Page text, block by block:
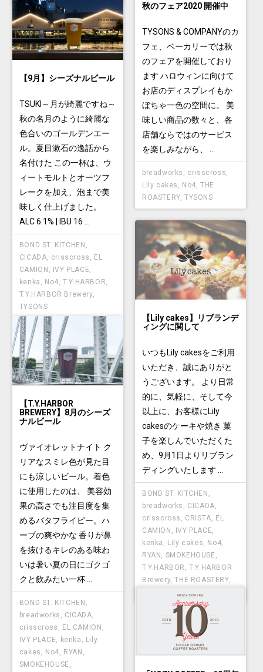
秋のフェア2020 開催中
TYSONS & COMPANYのカ
フェ、ベーカリーでは秋
のフェアを開催しており
ます ハロウィンに向けて
お店のディスプレイもか
ぼちゃ一色の空間に。 美
味しい商品の数々と、各
店舗ならではのサービス
を楽しみながら、 ...
breadworks , crisscross,
Lily cakes , No4,THE
ROASTERY, TYSONS
【9月】シーズナルビール
TSUKI～月が綺麗ですね～
秋の名月のように綺麗な
色合いのゴールデンエー
ル。夏目漱石の逸話から
名付けた この一杯は、ウ
ィートモルトとオーツフ
レークを加え、泡まで美
味しく仕上げました。
ALC 6.1% | IBU 16 ...
BOND ST. KITCHEN ,
CICADA, crisscross , EL
CAMION , IVY PLACE,
kenka , No4,T.Y.HARBOR,
T.Y.HARBOR Brewery,
TYSONS
【Lily cakes】リブランデ
ィングに関して
いつもLily cakesをご利用
いただき、誠にありがと
うございます。 より日常
的に、気軽に、そして今
以上に、お客様にLily
cakesのケーキや焼き 菓
子を楽しんでいただくた
め、9月1日よりリブラン
ディングいたします ...
BOND ST. KITCHEN ,
breadworks , CICADA,
crisscross , CRISTA, EL
CAMION , IVY PLACE,
kenka , Lily cakes, No4,
RYAN, SMOKEHOUSE ,
T.Y.HARBOR ,T.Y.HARBOR
Brewery,THE ROASTERY,
【T.Y.HARBOR
BREWERY】8月のシーズ
ナルビール
ヴァイオレットナイト ク
リアなスミレ色が見た目
にも涼しいビール。着色
に使用したのは、 美容効
果の高さでも注目度を集
めるバタフライピー。ハ
ーブの爽やかな 香りが鼻
を抜けるキレのある味わ
いは暑い夏の日にゴクゴ
クと飲みたい一杯 ...
BOND ST. KITCHEN ,
breadworks , CICADA,
crisscross , EL CAMION ,
IVY PLACE, kenka , Lily
cakes , No4, RYAN ,
SMOKEHOUSE ,